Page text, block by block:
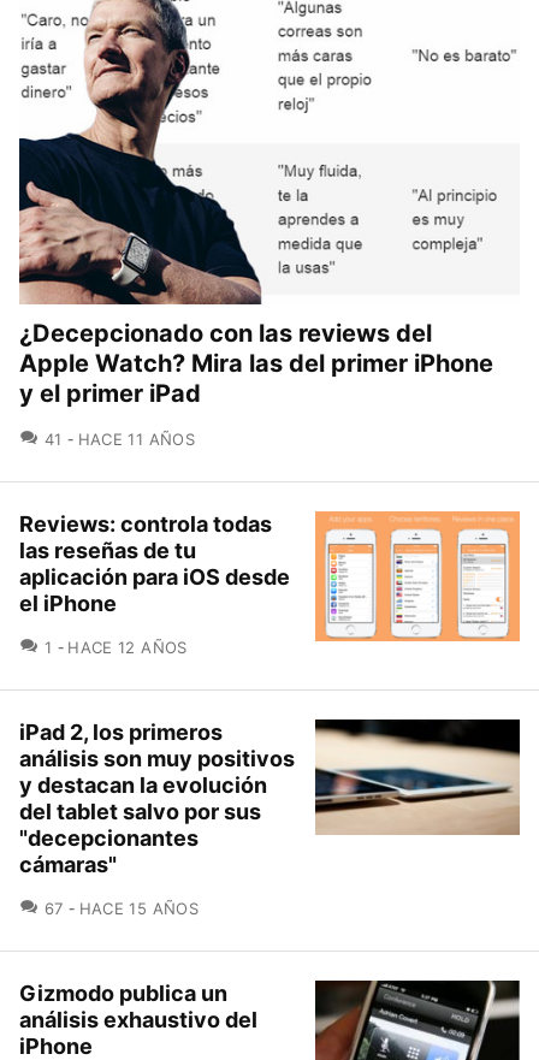
¿Decepcionado con las reviews del
Apple Watch? Mira las del primer iPhone
y el primer iPad
41 COMENTARIOS
HACE 11 AÑOS
Reviews: controla todas
las reseñas de tu
aplicación para iOS desde
el iPhone
1 COMENTARIOS
HACE 12 AÑOS
iPad 2, los primeros
análisis son muy positivos
y destacan la evolución
del tablet salvo por sus
"decepcionantes
cámaras"
67 COMENTARIOS
HACE 15 AÑOS
Gizmodo publica un
análisis exhaustivo del
iPhone